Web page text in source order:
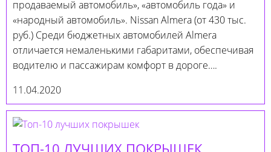
продаваемый автомобиль», «автомобиль года» и
«народный автомобиль». Nissan Almera (от 430 тыс.
руб.) Среди бюджетных автомобилей Almera
отличается немаленькими габаритами, обеспечивая
водителю и пассажирам комфорт в дороге….
11.04.2020